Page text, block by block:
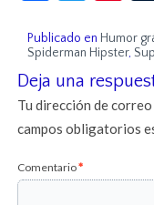
Publicado en Humor
Spiderman Hipster,
Deja una
Tu dirección de
campos obligatorios
Comentario*